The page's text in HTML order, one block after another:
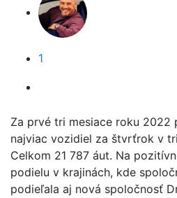
1
Za prvé tri mesiace roku 2022
najviac vozidiel za štvrťrok v
Celkom 21 787 áut. Na
podielu v krajinách, kde
podieľala aj nová spoločnosť